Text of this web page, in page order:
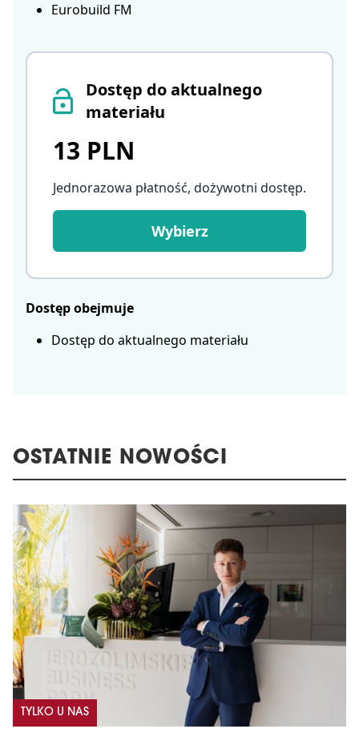
Dostęp do aktualnego
materiału
13 PLN
Jednorazowa płatność, dożywotni dostęp.
Wybierz
Dostęp obejmuje
Dostęp do aktualnego materiału
Eurobuild FM
OSTATNIE NOWOŚCI
TYLKO U NAS